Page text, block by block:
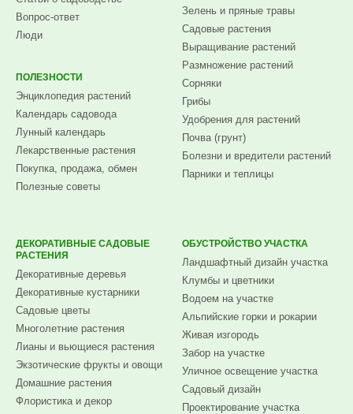
Вопрос-ответ
Люди
ПОЛЕЗНОСТИ
Энциклопедия растений
Календарь садовода
Лунный календарь
Лекарственные растения
Покупка, продажа, обмен
Полезные советы
Зелень и пряные травы
Садовые растения
Выращивание растений
Размножение растений
Сорняки
Грибы
Удобрения для растений
Почва (грунт)
Болезни и вредители растений
Парники и теплицы
ДЕКОРАТИВНЫЕ САДОВЫЕ
РАСТЕНИЯ
Декоративные деревья
Декоративные кустарники
Садовые цветы
Многолетние растения
Лианы и вьющиеся растения
Экзотические фрукты и овощи
Домашние растения
Флористика и декор
ОБУСТРОЙСТВО УЧАСТКА
Ландшафтный дизайн участка
Клумбы и цветники
Водоем на участке
Альпийские горки и рокарии
Живая изгородь
Забор на участке
Уличное освещение участка
Садовый дизайн
Проектирование участка